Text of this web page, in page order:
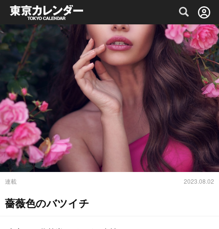
グルメ情報・プレミアムレストラン予約
連載 2023.08.02
薔薇色のバツイチ